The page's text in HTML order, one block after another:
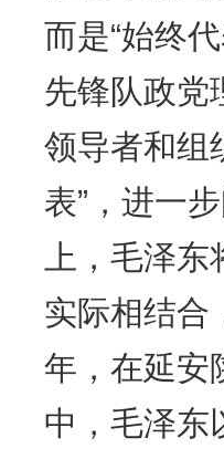
而是“始终
先锋队政党
领导者和组
表”，进一
上，毛泽
实际相结合
年，在延安
中，毛泽东